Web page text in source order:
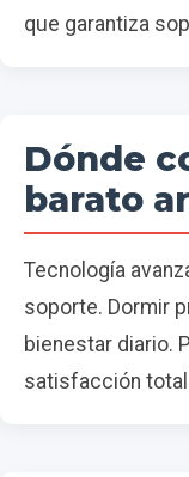
que garantiza
Dónde
barato
Tecnología
soporte. Dormir
bienestar diario.
satisfacción